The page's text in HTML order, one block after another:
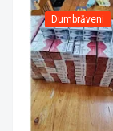
Dumbrăveni